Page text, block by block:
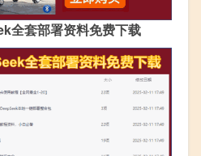
全套部署资料免费下载